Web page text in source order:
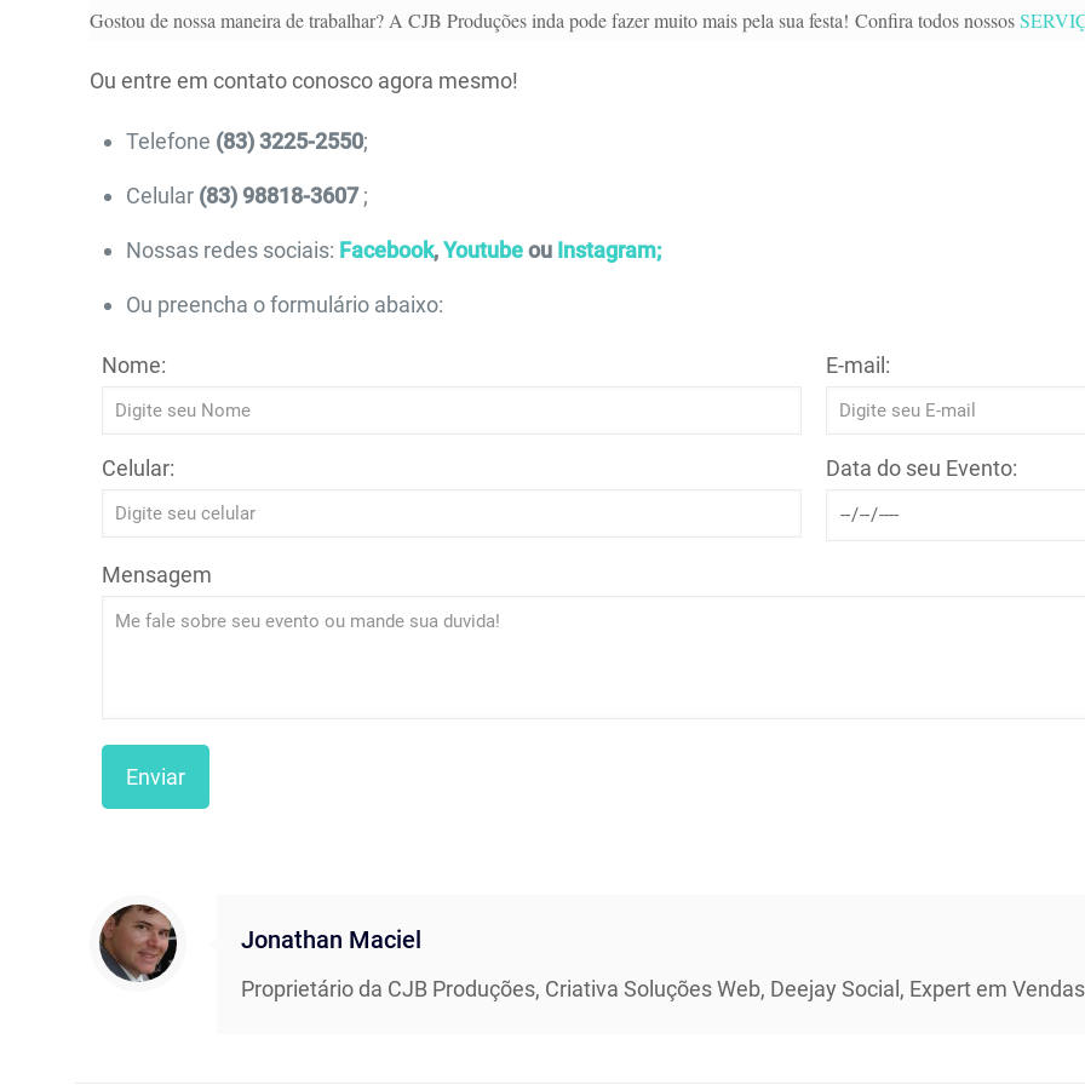
Gostou de nossa maneira de trabalhar? A CJB Produções inda pode fazer muito mais pela sua festa! Confira todos nossos
Ou entre em contato conosco agora mesmo!
Telefone (83) 3225-2550;
Celular (83) 98818-3607 ;
Nossas redes sociais: Facebook,Youtubeou Instagram;
Ou preencha o formulário abaixo:
Nome: E-mail:
Celular: Data do seu Evento:
Mensagem
Jonathan Maciel
Proprietário da CJB Produções, Criativa Soluções Web, Deejay Social, Expert em